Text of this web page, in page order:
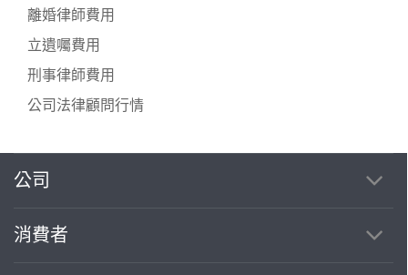
離婚律師費用
立遺囑費用
刑事律師費用
公司法律顧問行情
公司
消費者